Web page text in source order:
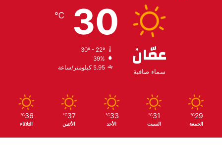
عمّان
سماء صافية
30
℃
30º - 22º
39%
5.95 كيلومتر/ساعة
29
℃
الجمعة
31
℃
السبت
33
℃
الأحد
37
℃
الأثنين
36
℃
الثلاثاء